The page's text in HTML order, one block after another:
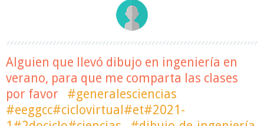
Alguien que llevó dibujo en ingeniería en
verano, para que me comparta las clases
por favor
#generalesciencias
#eeggcc#ciclovirtual#et#2021-